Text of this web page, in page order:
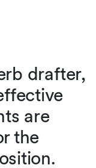
drafter,
are
the